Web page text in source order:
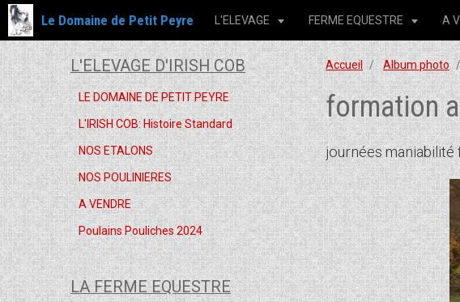
Le Domaine de Petit Peyre L'ELEVAGE FERME EQUESTRE A
Accueil Album photo
formation
journées
L'ELEVAGE D'IRISH COB
LE DOMAINE DE PETIT PEYRE
L'IRISH COB: Histoire Standard
NOS ETALONS
NOS POULINIERES
A VENDRE
Poulains Pouliches 2024
LA FERME EQUESTRE